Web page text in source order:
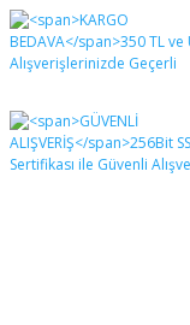
Bu
Bu ürünün fiyat
diğer konularda
formunu
Görüş ve
Ürün resmi
Ürün